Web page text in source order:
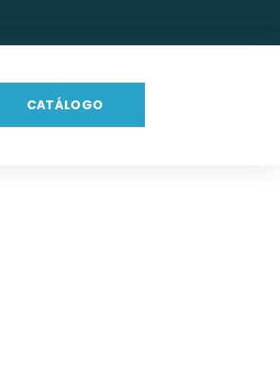
CATÁLOGO